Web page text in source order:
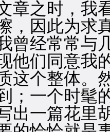
章之时，我
，因此为求
曾经常常与
他们同意我
这个整体。
；一个时髦
出一篇花里